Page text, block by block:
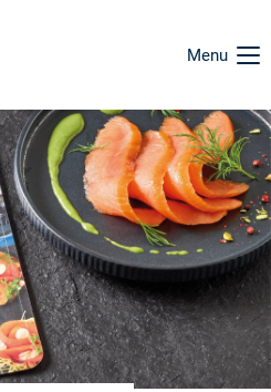
Menu